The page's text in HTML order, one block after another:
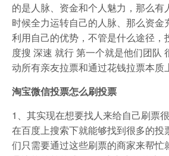
的是人脉、资金和个人魅力，那么有
时候全力运转自己的人脉、那么资金
利用自己的优势，不管是什么途径，
度搜 深速 就行 第一个就是他们团队
动所有亲友拉票和通过花钱拉票本质
淘宝微信投票怎么刷投票
1、其实现在想要找人来给自己刷票
在百度上搜索下就能够找到很多的投
们只需要通过这些刷票的商家来帮忙